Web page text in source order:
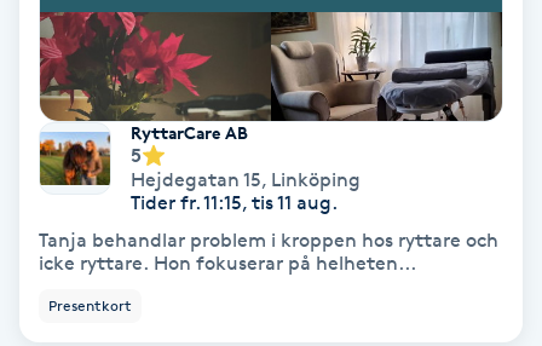
Fettreducering
Fibromassage
Fillers
Fotmassage
RyttarCare AB
5
Hejdegatan 15, Linköping
Tider fr. 11:15, tis 11 aug.
Tanja behandlar problem i kroppen hos ryttare och
icke ryttare. Hon fokuserar på helheten...
Presentkort